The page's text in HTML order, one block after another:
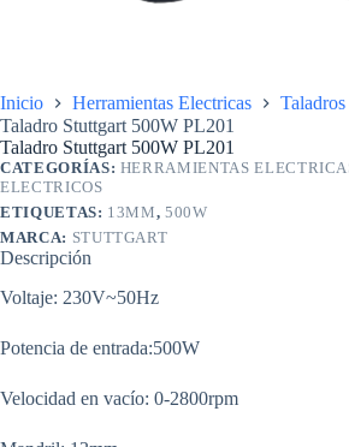
Inicio Herramientas Electricas
Taladro Stuttgart 500W PL201
Taladro Stuttgart 500W PL201
CATEGORÍAS: HERRAMIENTAS
ELECTRICOS
ETIQUETAS: 13MM,500W
MARCA: STUTTGART
Descripción
Voltaje: 230V~50Hz
Potencia de entrada:500W
Velocidad en vacío: 0-2800rpm